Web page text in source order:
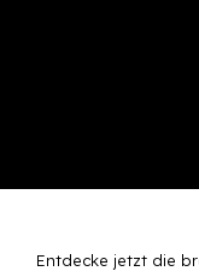
Entdecke jetzt die